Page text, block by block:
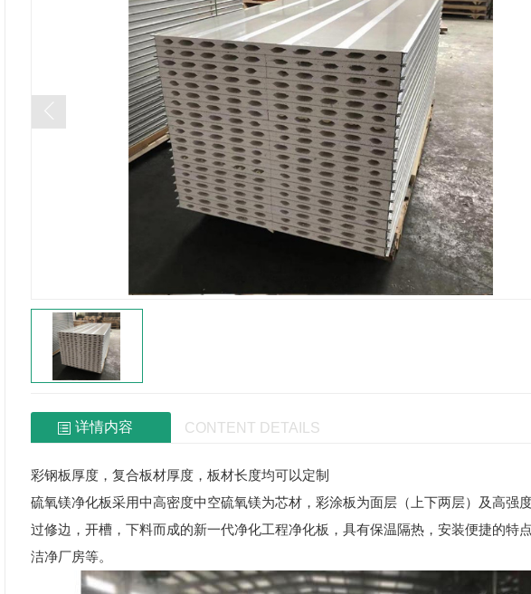
详情内容 CONTENT DETAILS
彩钢板厚度，复合板材厚度，板材长度均可以定制
硫氧镁净化板采用中高密度中空硫氧镁为芯材，彩涂板为面层（上下两层）及高强
过修边，开槽，下料而成的新一代净化工程净化板，具有保温隔热，安装便捷的特
洁净厂房等。